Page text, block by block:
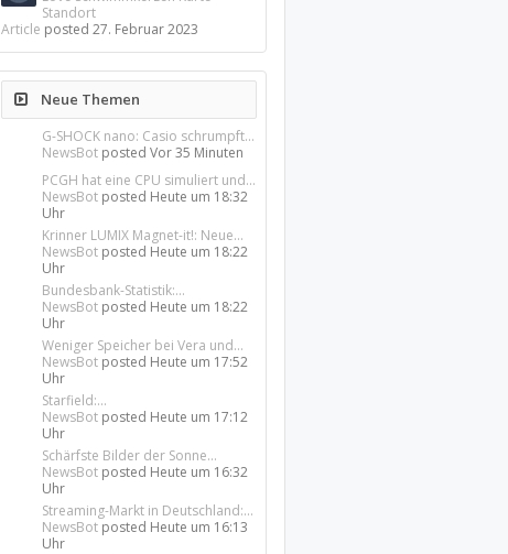
Standort
Article posted27. Februar 2023
Neue Themen
G-SHOCK nano: Casio schrumpft...
NewsBot postedVor 35 Minuten
PCGH hat eine CPU simuliert und...
NewsBot posted Heute um 18:32
Uhr
Krinner LUMIX Magnet-it!: Neue...
NewsBot posted Heute um 18:22
Uhr
Bundesbank-Statistik:...
NewsBot posted Heute um 18:22
Uhr
Weniger Speicher bei Vera und...
NewsBot posted Heute um 17:52
Uhr
Starfield:...
NewsBot posted Heute um 17:12
Uhr
Schärfste Bilder der Sonne...
NewsBot posted Heute um 16:32
Uhr
Streaming-Markt in Deutschland:...
NewsBot posted Heute um 16:13
Uhr